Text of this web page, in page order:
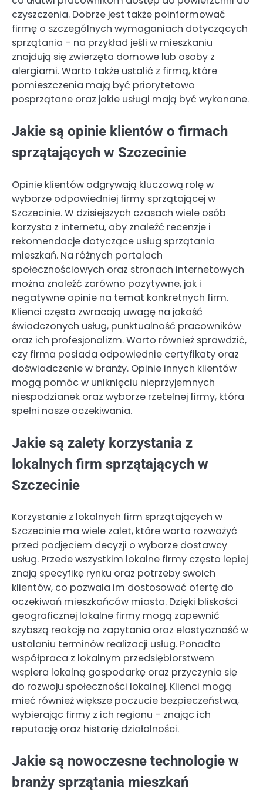
czyszczenia. Dobrze jest także poinformować
firmę o szczególnych wymaganiach dotyczących
sprzątania – na przykład jeśli w mieszkaniu
znajdują się zwierzęta domowe lub osoby z
alergiami. Warto także ustalić z firmą, które
pomieszczenia mają być priorytetowo
posprzątane oraz jakie usługi mają być wykonane.
Jakie są opinie klientów o firmach
sprzątających w Szczecinie
Opinie klientów odgrywają kluczową rolę w
wyborze odpowiedniej firmy sprzątającej w
Szczecinie. W dzisiejszych czasach wiele osób
korzysta z internetu, aby znaleźć recenzje i
rekomendacje dotyczące usług sprzątania
mieszkań. Na różnych portalach
społecznościowych oraz stronach internetowych
można znaleźć zarówno pozytywne, jak i
negatywne opinie na temat konkretnych firm.
Klienci często zwracają uwagę na jakość
świadczonych usług, punktualność pracowników
oraz ich profesjonalizm. Warto również sprawdzić,
czy firma posiada odpowiednie certyfikaty oraz
doświadczenie w branży. Opinie innych klientów
mogą pomóc w uniknięciu nieprzyjemnych
niespodzianek oraz wyborze rzetelnej firmy, która
spełni nasze oczekiwania.
Jakie są zalety korzystania z
lokalnych firm sprzątających w
Szczecinie
Korzystanie z lokalnych firm sprzątających w
Szczecinie ma wiele zalet, które warto rozważyć
przed podjęciem decyzji o wyborze dostawcy
usług. Przede wszystkim lokalne firmy często lepiej
znają specyfikę rynku oraz potrzeby swoich
klientów, co pozwala im dostosować ofertę do
oczekiwań mieszkańców miasta. Dzięki bliskości
geograficznej lokalne firmy mogą zapewnić
szybszą reakcję na zapytania oraz elastyczność w
ustalaniu terminów realizacji usług. Ponadto
współpraca z lokalnym przedsiębiorstwem
wspiera lokalną gospodarkę oraz przyczynia się
do rozwoju społeczności lokalnej. Klienci mogą
mieć również większe poczucie bezpieczeństwa,
wybierając firmy z ich regionu – znając ich
reputację oraz historię działalności.
Jakie są nowoczesne technologie w
branży sprzątania mieszkań